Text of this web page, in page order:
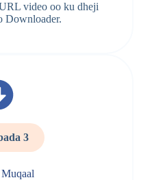
video oo ku dheji
Downloader.
3